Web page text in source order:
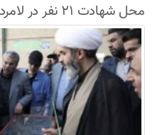
محل شهادت ۲۱
گرفت